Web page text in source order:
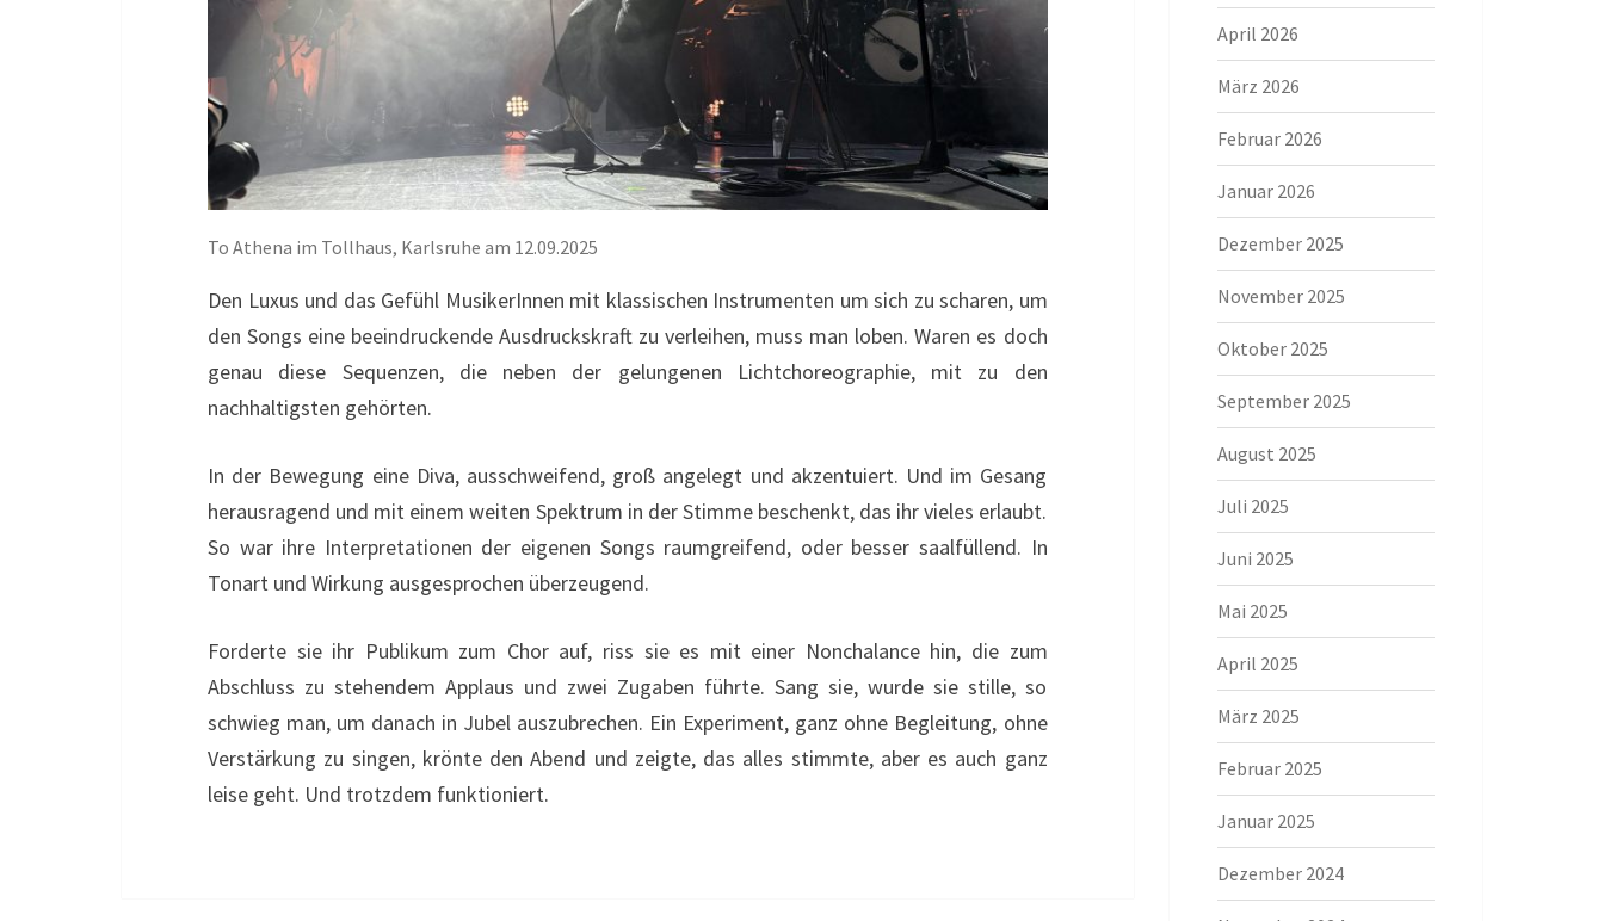
To Athena im Tollhaus, Karlsruhe am 12.09.2025
Den Luxus und das Gefühl MusikerInnen mit klassischen Instrumenten um sich zu scharen, um
den Songs eine beeindruckende Ausdruckskraft zu verleihen, muss man loben. Waren es doch
genau diese Sequenzen, die neben der gelungenen Lichtchoreographie, mit zu den
nachhaltigsten gehörten.
In der Bewegung eine Diva, ausschweifend, groß angelegt und akzentuiert. Und im Gesang
herausragend und mit einem weiten Spektrum in der Stimme beschenkt, das ihr vieles erlaubt.
So war ihre Interpretationen der eigenen Songs raumgreifend, oder besser saalfüllend. In
Tonart und Wirkung ausgesprochen überzeugend.
Forderte sie ihr Publikum zum Chor auf, riss sie es mit einer Nonchalance hin, die zum
Abschluss zu stehendem Applaus und zwei Zugaben führte. Sang sie, wurde sie stille, so
schwieg man, um danach in Jubel auszubrechen. Ein Experiment, ganz ohne Begleitung, ohne
Verstärkung zu singen, krönte den Abend und zeigte, das alles stimmte, aber es auch ganz
leise geht. Und trotzdem funktioniert.
April 2026
März 2026
Februar 2026
Januar 2026
Dezember 2025
November 2025
Oktober 2025
September 2025
August 2025
Juli 2025
Juni 2025
Mai 2025
April 2025
März 2025
Februar 2025
Januar 2025
Dezember 2024